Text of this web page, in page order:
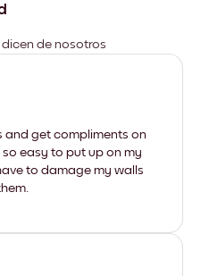
dicen de nosotros
and get compliments on
so easy to put up on my
to damage my walls